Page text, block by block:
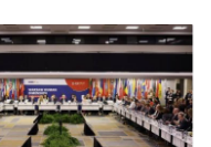
Азии
организации
Риттман.